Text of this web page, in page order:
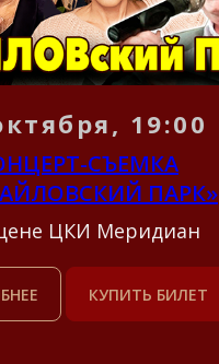
19:00
СЪЕМКА
ПАРК»
ЦКИ Меридиан
КУПИТЬ БИЛЕТ